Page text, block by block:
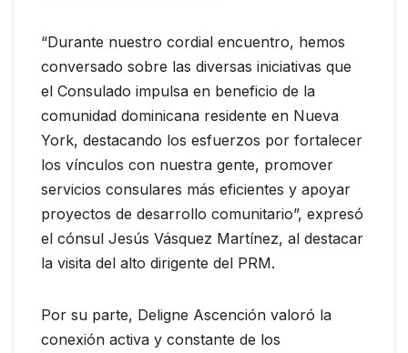
“Durante nuestro cordial encuentro, hemos
conversado sobre las diversas iniciativas que
el Consulado impulsa en beneficio de la
comunidad dominicana residente en Nueva
York, destacando los esfuerzos por fortalecer
los vínculos con nuestra gente, promover
servicios consulares más eficientes y apoyar
proyectos de desarrollo comunitario”, expresó
el cónsul Jesús Vásquez Martínez, al destacar
la visita del alto dirigente del PRM.
Por su parte, Deligne Ascención valoró la
conexión activa y constante de los